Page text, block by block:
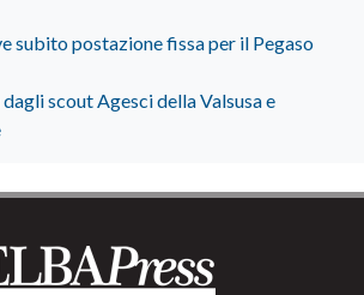
subito postazione fissa per il Pegaso
scout Agesci della Valsusa e